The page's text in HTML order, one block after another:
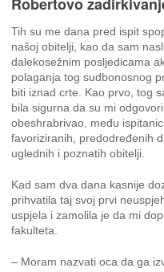
Tih su me dana pred ispit
našoj obitelji, kao da sam
dalekosežnim posljedicama
polaganja tog sudbonosnog
biti iznad crte. Kao prvo, tog
bila sigurna da su mi
obeshrabrivao, među
favoriziranih, predodređenih
uglednih i poznatih obitelji.
Kad sam dva dana kasnije
prihvatila taj svoj prvi
uspjela i zamolila je da mi
fakulteta.
– Moram nazvati oca da ga